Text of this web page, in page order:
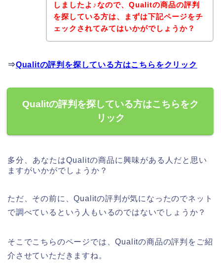
しましたよ♪なので、Qualitの商品の評判
を探している方は、まずは下記ページをチ
ェックされてみてはいかがでしょうか？
⇒Qualitの評判を探している方はこちらをクリック
Qualitの評判を探している方はこちらをク
リック
多分、あなたはQualitの商品に興味がある人だと思い
ますがいかがでしょうか？
ただ、その前に、Qualitの評判が気になったのでネット
で調べているという人もいるのではないでしょうか？
そこでこちらのページでは、Qualitの商品の評判をご紹
介させていただきますね。